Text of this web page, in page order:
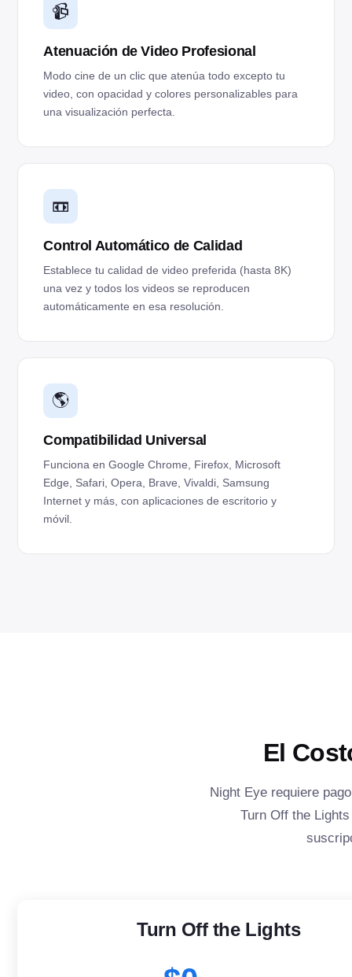
📹
Atenuación de Video Profesional
Modo cine de un clic que atenúa todo excepto tu
video, con opacidad y colores personalizables para
una visualización perfecta.
📼
Control Automático de Calidad
Establece tu calidad de video preferida (hasta 8K)
una vez y todos los videos se reproducen
automáticamente en esa resolución.
🌎
Compatibilidad Universal
Funciona en Google Chrome, Firefox, Microsoft
Edge, Safari, Opera, Brave, Vivaldi, Samsung
Internet y más, con aplicaciones de escritorio y
móvil.
El
Night Eye requiere
Turn Off the
Turn Off the Lights